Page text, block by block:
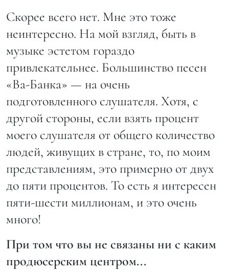
Скорее всего нет. Мне это тоже
неинтересно. На мой взгляд, быть в
музыке эстетом гораздо
привлекательнее. Большинство песен
«Ва-Банка» — на очень
подготовленного слушателя. Хотя, с
другой стороны, если взять процент
моего слушателя от общего количество
людей, живущих в стране, то, по моим
представлениям, это примерно от двух
до пяти процентов. То есть я интересен
пяти-шести миллионам, и это очень
много!
При том что вы не связаны ни с каким
продюсерским центром...